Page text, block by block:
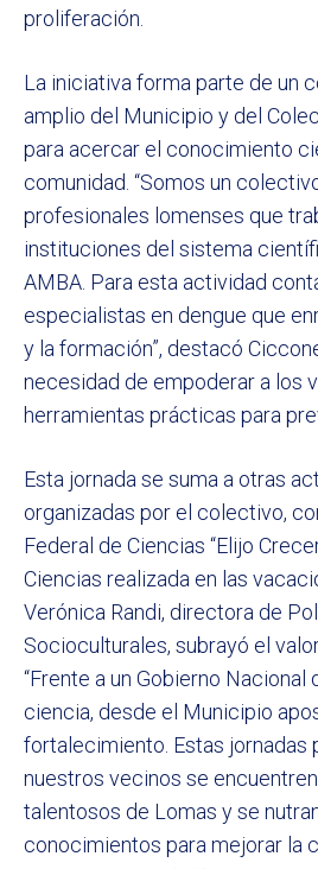
proliferación.
La iniciativa forma parte de un
amplio del Municipio y del
para acercar el conocimiento
comunidad. “Somos un
profesionales lomenses que
instituciones del sistema
AMBA. Para esta actividad
especialistas en dengue que
y la formación”, destacó
necesidad de empoderar a los
herramientas prácticas para
Esta jornada se suma a otras
organizadas por el colectivo,
Federal de Ciencias “Elijo
Ciencias realizada en las
Verónica Randi, directora de
Socioculturales, subrayó el
“Frente a un Gobierno Nacional
ciencia, desde el Municipio
fortalecimiento. Estas jornadas
nuestros vecinos se
talentosos de Lomas y se
conocimientos para mejorar la